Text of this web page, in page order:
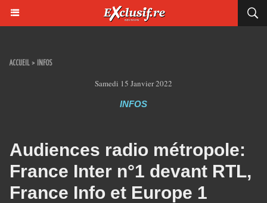
ACCUEIL > INFOS
Samedi 15 Janvier 2022
INFOS
Audiences radio métropole:
France Inter n°1 devant RTL,
France Info et Europe 1